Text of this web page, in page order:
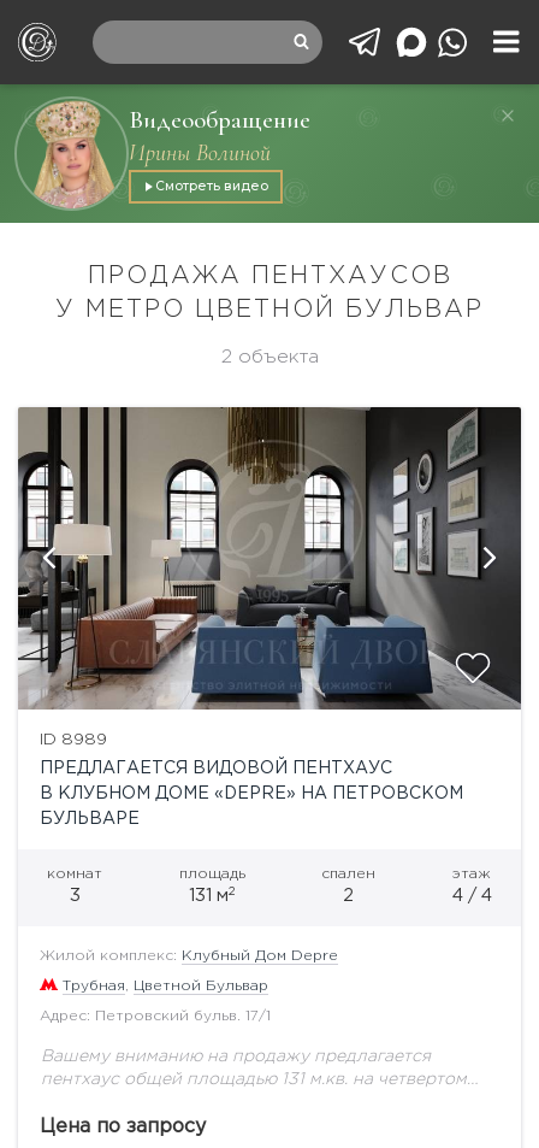
Видеообращение
Ирины Волиной
Смотреть видео
ПРОДАЖА ПЕНТХАУСОВ
У МЕТРО ЦВЕТНОЙ БУЛЬВАР
2 объекта
ID 8989
ПРЕДЛАГАЕТСЯ ВИДОВОЙ ПЕНТХАУС
В КЛУБНОМ ДОМЕ «DEPRE» НА ПЕТРОВСКОМ
БУЛЬВАРЕ
комнат
3
площадь
131 м2
спален
2
этаж
4 / 4
Жилой комплекс: Клубный Дом Depre
Трубная Цветной Бульвар
Адрес: Петровский бульв. 17/1
Вашему вниманию на продажу предлагается
пентхаус общей площадью 131 м.кв. на четвертом
Depre Loft удобное расположение. Петровский
Цена по запросу